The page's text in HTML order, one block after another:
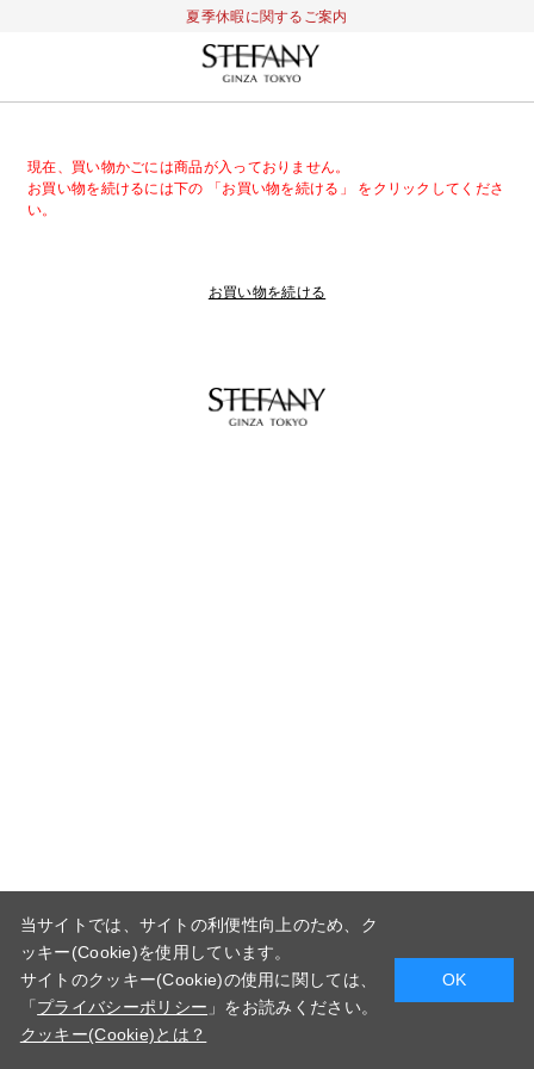
夏季休暇に関するご案内
現在、買い物かごには商品が入っておりません。
お買い物を続けるには下の 「お買い物を続ける」 をクリックしてくださ
い。
お買い物を続ける
当サイトでは、サイトの利便性向上のため、ク
ッキー(Cookie)を使用しています。
サイトのクッキー(Cookie)の使用に関しては、
「 プライバシーポリシー 」をお読みください。
クッキー(Cookie)とは？
OK